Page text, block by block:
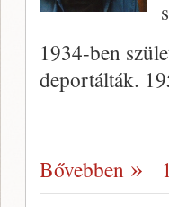
1934-ben
deportálták.
Bővebben